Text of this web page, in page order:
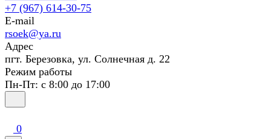
+7 (967) 614-30-75
E-mail
rsoek@ya.ru
Адрес
пгт. Березовка, ул. Солнечная д. 22
Режим работы
Пн-Пт: с 8:00 до 17:00
0